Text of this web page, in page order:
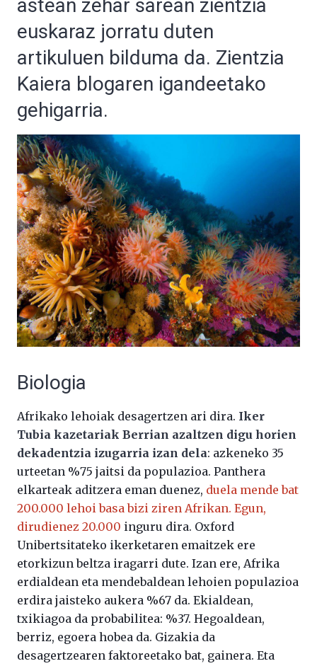
astean zehar sarean zientzia
euskaraz jorratu duten
artikuluen bilduma da. Zientzia
Kaiera blogaren igandeetako
gehigarria.
Biologia
Afrikako lehoiak desagertzen ari dira. Iker
Tubia kazetariak Berrian azaltzen digu horien
dekadentzia izugarria izan dela: azkeneko 35
urteetan %75 jaitsi da populazioa. Panthera
elkarteak aditzera eman duenez, duela mende bat
200.000 lehoi basa bizi ziren Afrikan. Egun,
dirudienez 20.000 inguru dira. Oxford
Unibertsitateko ikerketaren emaitzek ere
etorkizun beltza iragarri dute. Izan ere, Afrika
erdialdean eta mendebaldean lehoien populazioa
erdira jaisteko aukera %67 da. Ekialdean,
txikiagoa da probabilitea: %37. Hegoaldean,
berriz, egoera hobea da. Gizakia da
desagertzearen faktoreetako bat, gainera. Eta